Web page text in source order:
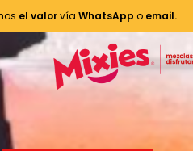
el valorvía WhatsApp o email.